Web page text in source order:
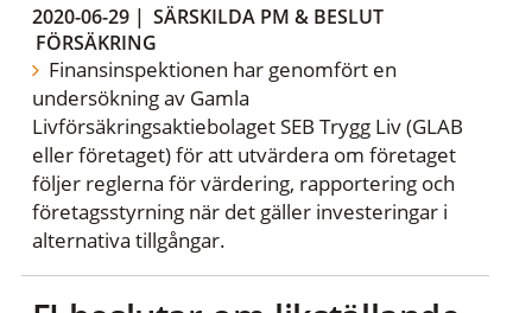
2020-06-29| SÄRSKILDA PM & BESLUT
FÖRSÄKRING
Finansinspektionen har genomfört en
undersökning av Gamla
Livförsäkringsaktiebolaget SEB Trygg Liv (GLAB
eller företaget) för att utvärdera om företaget
följer reglerna för värdering, rapportering och
företagsstyrning när det gäller investeringar i
alternativa tillgångar.